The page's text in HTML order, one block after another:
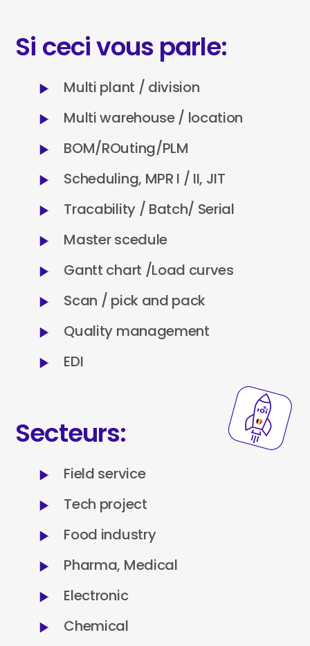
Si ceci vous parle:
Multi plant / division
Multi warehouse / location
BOM/ROuting/PLM
Scheduling, MPR I / II, JIT
Tracability / Batch/ Serial
Master scedule
Gantt chart /Load curves
Scan / pick and pack
Quality management
EDI
Secteurs:
Field service
Tech project
Food industry
Pharma, Medical
Electronic
Chemical